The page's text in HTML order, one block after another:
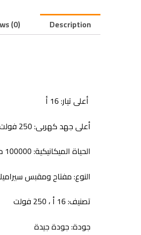
Description
(0)
أعلىتيار:16 أ
أعلىجهد كهربى:250 فولت
الحياة الميكانيكية:100000 مرة
النوع:مفتاح ومقبس
تصنيف:16 أ ، 250 فولت
جودة:جودة جيدة